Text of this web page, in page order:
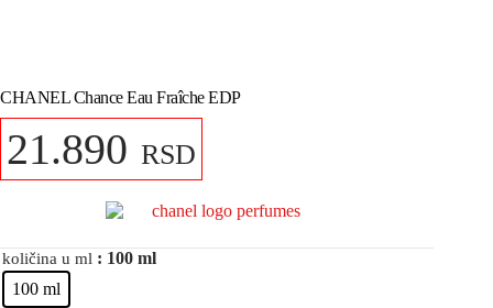
CHANEL Chance Eau Fraîche EDP
21.890 RSD
količina u ml : 100 ml
100 ml